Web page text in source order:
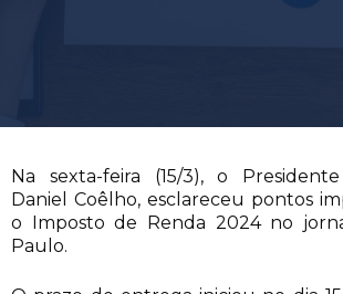
Na sexta-feira (15/3), o
Daniel Coêlho, esclareceu pontos
o Imposto de Renda 2024 no
Paulo.